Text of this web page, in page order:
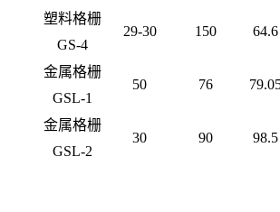
塑料格栅
GS-4
29-30 150 64.6
金属格栅
GSL-1
50 76
金属格栅
GSL-2
30 90 98.5